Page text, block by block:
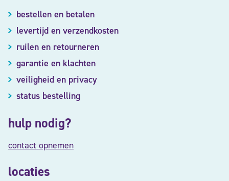
bestellen en betalen
levertijd en verzendkosten
ruilen en retourneren
garantie en klachten
veiligheid en privacy
status bestelling
hulp nodig?
contact opnemen
locaties